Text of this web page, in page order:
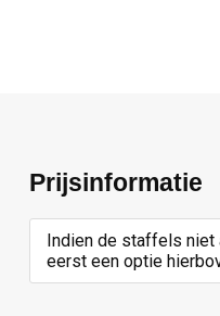
Prijsinformatie
Indien de staffels niet
eerst een optie